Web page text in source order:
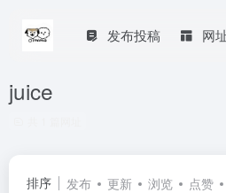
发布投稿 网
juice
排序 发布 更新 浏览 点赞